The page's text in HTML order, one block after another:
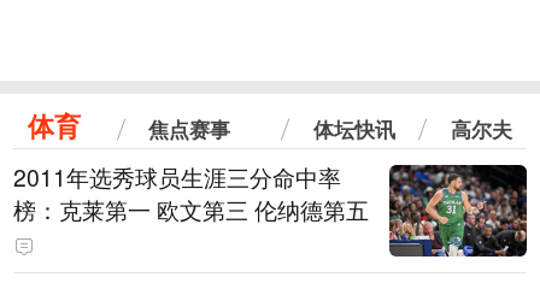
体育 焦点赛事 体坛快讯 高尔夫
2011年选秀球员生涯三分命中率
榜：克莱第一 欧文第三 伦纳德第五